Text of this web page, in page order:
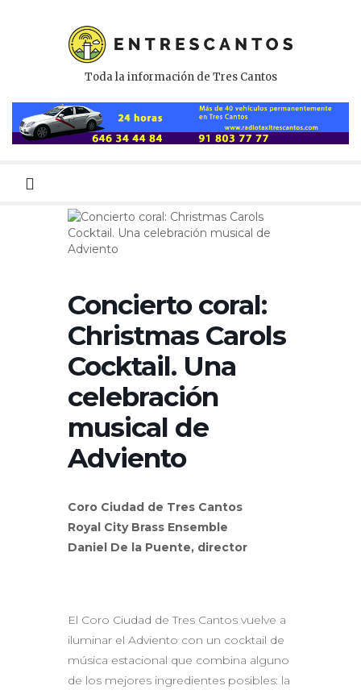
Toda la información de Tres Cantos
Concierto coral:
Christmas Carols
Cocktail. Una
celebración
musical de
Adviento
Coro Ciudad de Tres Cantos
Royal City Brass Ensemble
Daniel De la Puente, director
El Coro Ciudad de Tres Cantos vuelve a
iluminar el Adviento con un cocktail de
música estacional que combina alguno
de los mejores ingredientes posibles: la